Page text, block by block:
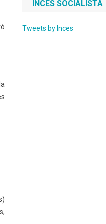
INCES SOCIALISTA
Tweets by Inces